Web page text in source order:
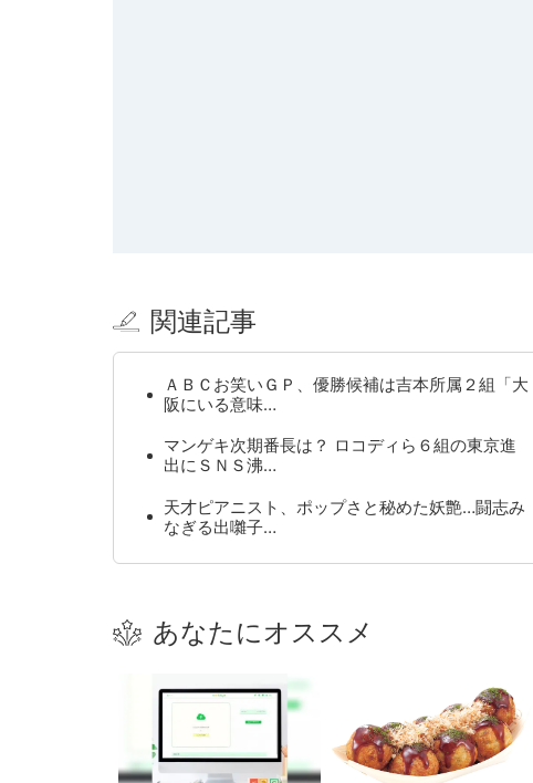
関連記事
ＡＢＣお笑いＧＰ、優勝候補は吉本所属２組「大
阪にいる意味…
マンゲキ次期番長は？ ロコディら６組の東京進
出にＳＮＳ沸…
天才ピアニスト、ポップさと秘めた妖艶…闘志み
なぎる出囃子…
あなたにオススメ